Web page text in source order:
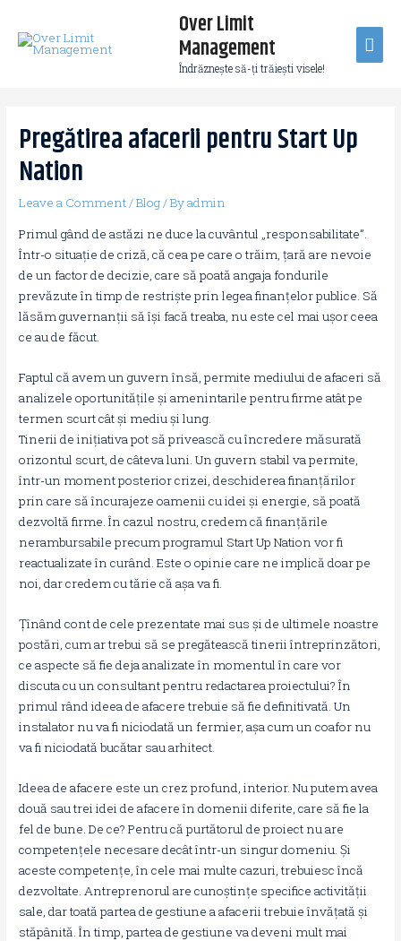
Over Limit
Management
Îndrăzneşte să-ţi trăieşti visele!
Pregătirea afacerii pentru Start Up
Nation
Leave a Comment/Blog/ Byadmin
Primul gând de astăzi ne duce la cuvântul „responsabilitate”.
Într-o situație de criză, că cea pe care o trăim, țară are nevoie
de un factor de decizie, care să poată angaja fondurile
prevăzute în timp de restriște prin legea finanțelor publice. Să
lăsăm guvernanții să își facă treaba, nu este cel mai ușor ceea
ce au de făcut.
Faptul că avem un guvern însă, permite mediului de afaceri să
analizele oportunitățile și amenintarile pentru firme atât pe
termen scurt cât și mediu și lung.
Tinerii de inițiativa pot să privească cu încredere măsurată
orizontul scurt, de câteva luni. Un guvern stabil va permite,
într-un moment posterior crizei, deschiderea finanțărilor
prin care să încurajeze oamenii cu idei și energie, să poată
dezvoltă firme. În cazul nostru, credem că finanțările
nerambursabile precum programul Start Up Nation vor fi
reactualizate în curând. Este o opinie care ne implică doar pe
noi, dar credem cu tărie că așa va fi.
Țînând cont de cele prezentate mai sus și de ultimele noastre
postări, cum ar trebui să se pregătească tinerii întreprinzători,
ce aspecte să fie deja analizate în momentul în care vor
discuta cu un consultant pentru redactarea proiectului? În
primul rând ideea de afacere trebuie să fie definitivată. Un
instalator nu va fi niciodată un fermier, așa cum un coafor nu
va fi niciodată bucătar sau arhitect.
Ideea de afacere este un crez profund, interior. Nu putem avea
două sau trei idei de afacere în domenii diferite, care să fie la
fel de bune. De ce? Pentru că purtătorul de proiect nu are
competențele necesare decât într-un singur domeniu. Și
aceste competențe, în cele mai multe cazuri, trebuiesc încă
dezvoltate. Antreprenorul are cunoștințe specifice activității
sale, dar toată partea de gestiune a afacerii trebuie învățată și
stăpânită. În timp, partea de gestiune va deveni mult mai